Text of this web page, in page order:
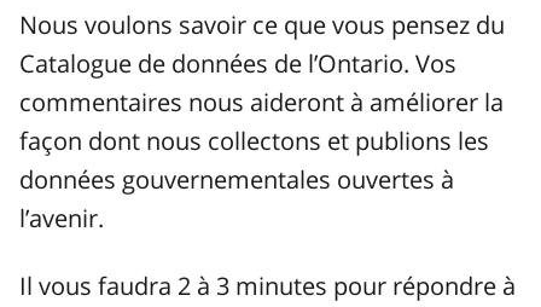
Nous voulons savoir ce que vous pensez du
Catalogue de données de l’Ontario. Vos
commentaires nous aideront à améliorer la
façon dont nous collectons et publions les
données gouvernementales ouvertes à
l’avenir.
Il vous faudra 2 à 3 minutes pour répondre à